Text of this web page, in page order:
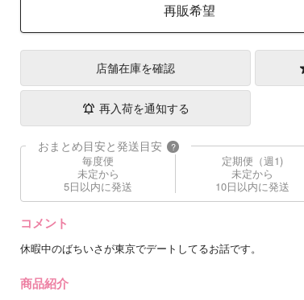
再販希望
店舗在庫を確認
再入荷を通知する
おまとめ目安と発送目安 ?
毎度便
未定から
5日以内に発送
定期便（週1)
未定から
10日以内に発送
コメント
休暇中のばちいさが東京でデートしてるお話です。
商品紹介